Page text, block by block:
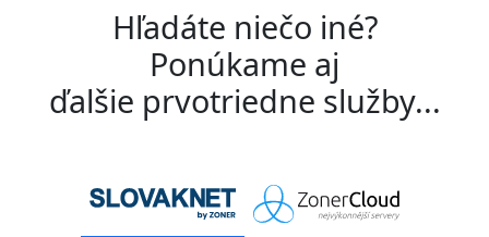
Hľadáte niečo iné?
Ponúkame aj
ďalšie prvotriedne služby...